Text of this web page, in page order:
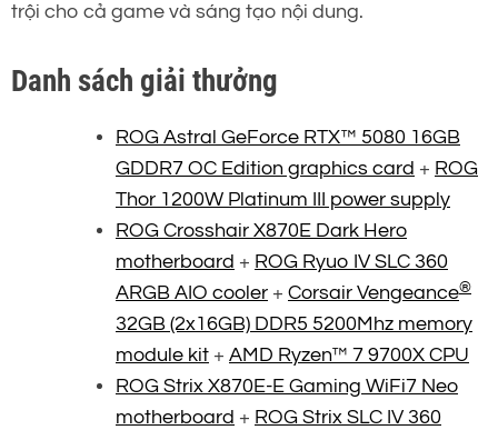
trội cho cả game và sáng tạo nội dung.
Danh sách giải thưởng
ROG Astral GeForce RTX™ 5080 16GB
GDDR7 OC Edition graphics card + ROG
Thor 1200W Platinum III power supply
ROG Crosshair X870E Dark Hero
motherboard + ROG Ryuo IV SLC 360
ARGB AIO cooler + Corsair Vengeance®
32GB (2x16GB) DDR5 5200Mhz memory
module kit + AMD Ryzen™ 7 9700X CPU
ROG Strix X870E-E Gaming WiFi7 Neo
motherboard + ROG Strix SLC IV 360